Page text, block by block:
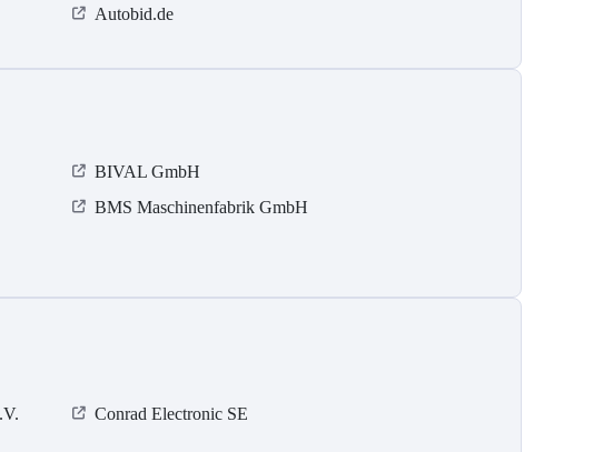
Autobid.de
BIVAL GmbH
BMS Maschinenfabrik GmbH
Conrad Electronic SE